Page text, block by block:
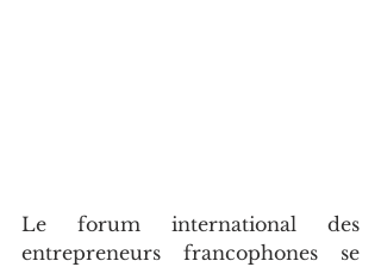
Le forum international des
entrepreneurs francophones se